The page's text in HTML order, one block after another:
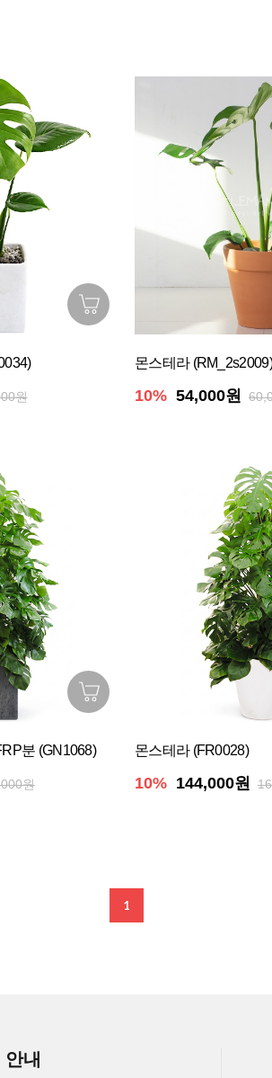
원
몬스테라 (RM_2s2009)
10% 54,000원
분 (GN1068)
원
몬스테라 (FR0028)
10% 144,000원
1
내